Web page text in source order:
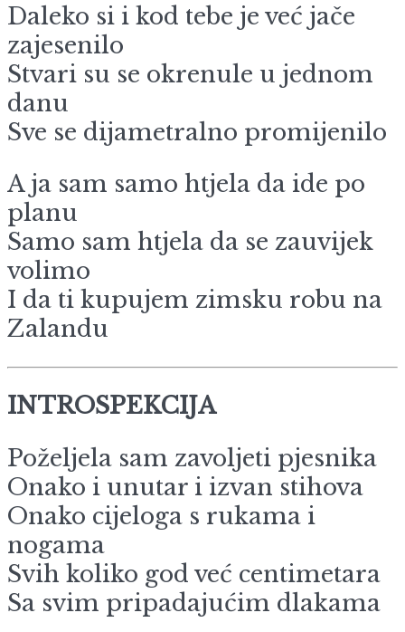
Daleko si i kod tebe je već jače
zajesenilo
Stvari su se okrenule u jednom
danu
Sve se dijametralno promijenilo
A ja sam samo htjela da ide po
planu
Samo sam htjela da se zauvijek
volimo
I da ti kupujem zimsku robu na
Zalandu
INTROSPEKCIJA
Poželjela sam zavoljeti pjesnika
Onako i unutar i izvan stihova
Onako cijeloga s rukama i
nogama
Svih koliko god već centimetara
Sa svim pripadajućim dlakama